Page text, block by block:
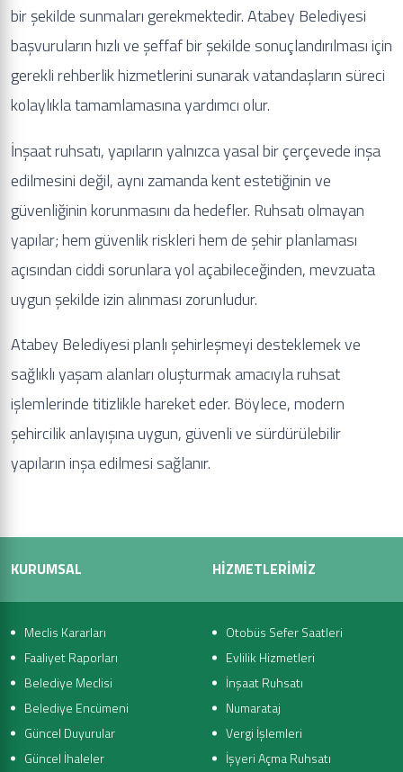
bir şekilde sunmaları gerekmektedir. Atabey Belediyesi
başvuruların hızlı ve şeffaf bir şekilde sonuçlandırılması için
gerekli rehberlik hizmetlerini sunarak vatandaşların süreci
kolaylıkla tamamlamasına yardımcı olur.
İnşaat ruhsatı, yapıların yalnızca yasal bir çerçevede inşa
edilmesini değil, aynı zamanda kent estetiğinin ve
güvenliğinin korunmasını da hedefler. Ruhsatı olmayan
yapılar; hem güvenlik riskleri hem de şehir planlaması
açısından ciddi sorunlara yol açabileceğinden, mevzuata
uygun şekilde izin alınması zorunludur.
Atabey Belediyesi planlı şehirleşmeyi desteklemek ve
sağlıklı yaşam alanları oluşturmak amacıyla ruhsat
işlemlerinde titizlikle hareket eder. Böylece, modern
şehircilik anlayışına uygun, güvenli ve sürdürülebilir
yapıların inşa edilmesi sağlanır.
KURUMSAL
Meclis Kararları
Faaliyet Raporları
Belediye Meclisi
Belediye Encümeni
Güncel Duyurular
Güncel İhaleler
HİZMETLERİMİZ
Otobüs Sefer Saatleri
Evlilik Hizmetleri
İnşaat Ruhsatı
Numarataj
Vergi İşlemleri
İşyeri Açma Ruhsatı